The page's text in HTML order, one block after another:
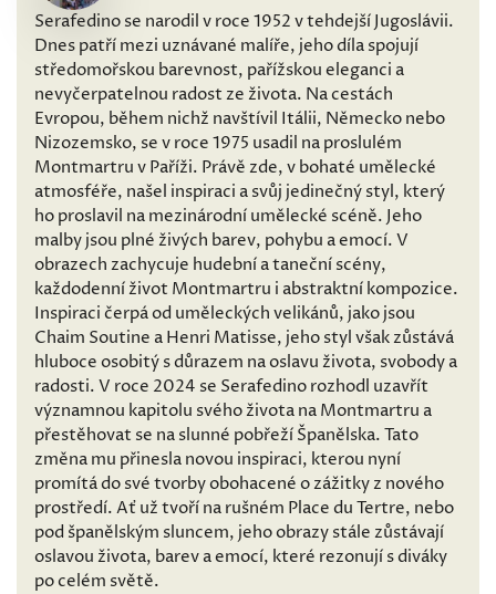
Serafedino se narodil v roce 1952 v tehdejší Jugoslávii.
Dnes patří mezi uznávané malíře, jeho díla spojují
středomořskou barevnost, pařížskou eleganci a
nevyčerpatelnou radost ze života. Na cestách
Evropou, během nichž navštívil Itálii, Německo nebo
Nizozemsko, se v roce 1975 usadil na proslulém
Montmartru v Paříži. Právě zde, v bohaté umělecké
atmosféře, našel inspiraci a svůj jedinečný styl, který
ho proslavil na mezinárodní umělecké scéně. Jeho
malby jsou plné živých barev, pohybu a emocí. V
obrazech zachycuje hudební a taneční scény,
každodenní život Montmartru i abstraktní kompozice.
Inspiraci čerpá od uměleckých velikánů, jako jsou
Chaim Soutine a Henri Matisse, jeho styl však zůstává
hluboce osobitý s důrazem na oslavu života, svobody a
radosti. V roce 2024 se Serafedino rozhodl uzavřít
významnou kapitolu svého života na Montmartru a
přestěhovat se na slunné pobřeží Španělska. Tato
změna mu přinesla novou inspiraci, kterou nyní
promítá do své tvorby obohacené o zážitky z nového
prostředí. Ať už tvoří na rušném Place du Tertre, nebo
pod španělským sluncem, jeho obrazy stále zůstávají
oslavou života, barev a emocí, které rezonují s diváky
po celém světě.